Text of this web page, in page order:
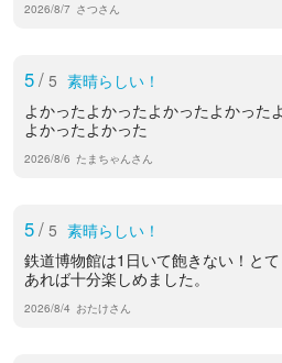
2026/8/7 さつさん
5/ 5 素晴らしい！
よかったよかったよかったよかった
よかったよかった
2026/8/6 たまちゃんさん
5/ 5 素晴らしい！
鉄道博物館は1日いて飽きない！と
あれば十分楽しめました。
2026/8/4 おたけさん